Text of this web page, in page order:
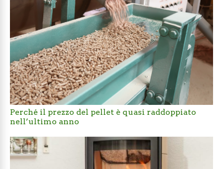
Perché il prezzo del pellet è quasi raddoppiato
nell’ultimo anno